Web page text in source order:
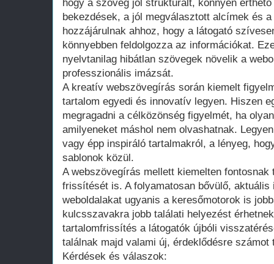
hogy a szöveg jól strukturált, könnyen
bekezdések, a jól megválasztott alcímek és
hozzájárulnak ahhoz, hogy a látogató
könnyebben feldolgozza az információkat.
nyelvtanilag hibátlan szövegek növelik a
professzionális imázsát.
A kreatív webszövegírás során kiemelt
tartalom egyedi és innovatív legyen. Hiszen
megragadni a célközönség figyelmét, ha
amilyeneket máshol nem olvashatnak.
vagy épp inspiráló tartalmakról, a lényeg,
sablonok közül.
A webszövegírás mellett kiemelten
frissítését is. A folyamatosan bővülő,
weboldalakat ugyanis a keresőmotorok is
kulcsszavakra jobb találati helyezést
tartalomfrissítés a látogatók újbóli
találnak majd valami új, érdeklődésre számot
Kérdések és válaszok: